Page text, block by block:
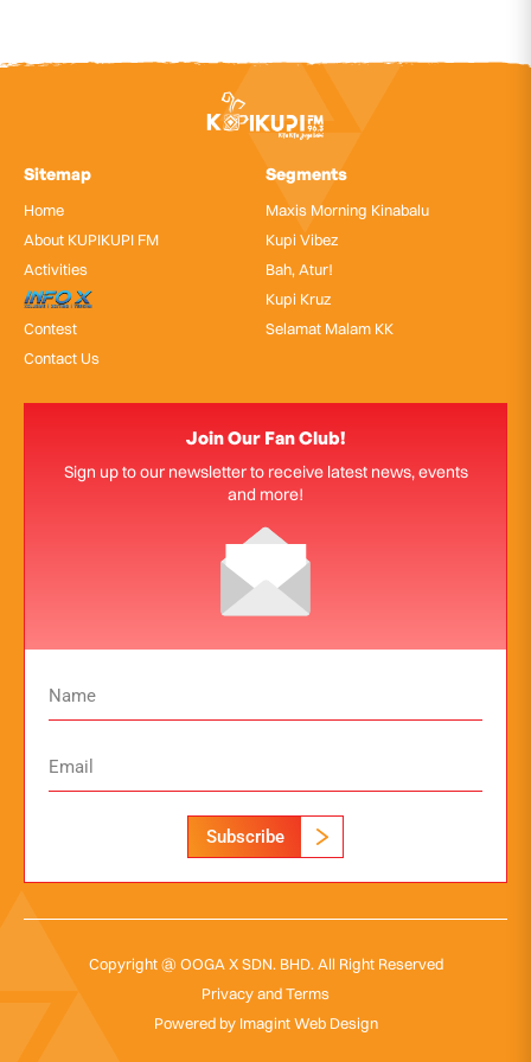
Sitemap
Home
About KUPIKUPI FM
Activities
InfoX
Contest
Contact Us
Segments
Maxis Morning Kinabalu
Kupi Vibez
Bah, Atur!
Kupi Kruz
Selamat Malam KK
Join Our Fan Club!
Sign up to our newsletter to receive latest news, events
and more!
Subscribe
Copyright @ OOGA X SDN. BHD. All Right Reserved
Privacy and Terms
Powered by Imagint Web Design